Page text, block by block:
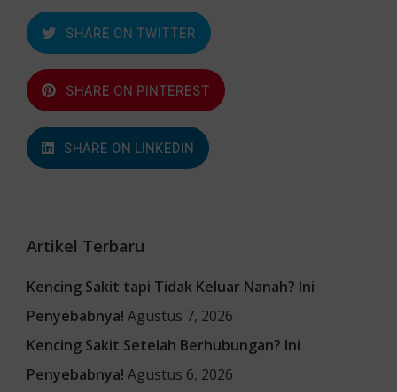
SHARE ON TWITTER
SHARE ON PINTEREST
SHARE ON LINKEDIN
Artikel Terbaru
Kencing Sakit tapi Tidak Keluar Nanah? Ini
Penyebabnya! Agustus 7, 2026
Kencing Sakit Setelah Berhubungan? Ini
Penyebabnya! Agustus 6, 2026